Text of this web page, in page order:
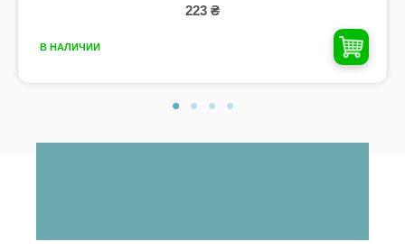
223 ₴
В НАЛИЧИИ